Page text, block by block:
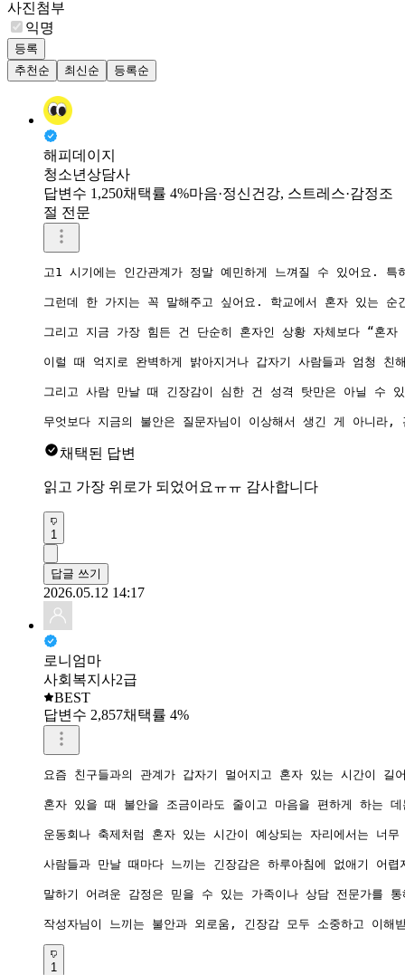
사진첨부
익명
등록
추천순
최신순 등록순
해피데이지
청소년상담사
답변수 1,250채택률 4%마음·정신건강, 스트레스·감정조
절 전문
고1 시기에는 인간관계가 정말 예민하게 느껴질 수 있어요.
그런데 한 가지는 꼭 말해주고 싶어요. 학교에서 혼자 있는
그리고 지금 가장 힘든 건 단순히 혼자인 상황 자체보다 “혼
이럴 때 억지로 완벽하게 밝아지거나 갑자기 사람들과 엄청
그리고 사람 만날 때 긴장감이 심한 건 성격 탓만은 아닐 수
무엇보다 지금의 불안은 질문자님이 이상해서 생긴 게 아니
채택된 답변
읽고 가장 위로가 되었어요ㅠㅠ 감사합니다
1
답글 쓰기
2026.05.12 14:17
로니엄마
사회복지사2급
BEST
답변수 2,857채택률 4%
요즘 친구들과의 관계가 갑자기 멀어지고 혼자 있는 시간이
혼자 있을 때 불안을 조금이라도 줄이고 마음을 편하게 하는
운동회나 축제처럼 혼자 있는 시간이 예상되는 자리에서는 너
사람들과 만날 때마다 느끼는 긴장감은 하루아침에 없애기 어
말하기 어려운 감정은 믿을 수 있는 가족이나 상담 전문가를
작성자님이 느끼는 불안과 외로움, 긴장감 모두 소중하고 이
1